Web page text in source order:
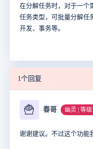
在分解任务时，对于一个
任务类型，可批量分解任
开发、事务等。
1个回复
🍟 春哥 幽灵 | 等
谢谢建议。不过这个功能